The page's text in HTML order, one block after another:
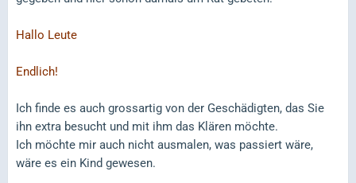
Hallo Leute
Endlich!
Ich finde es auch grossartig von der Geschädigten, das Sie
ihn extra besucht und mit ihm das Klären möchte.
Ich möchte mir auch nicht ausmalen, was passiert wäre,
wäre es ein Kind gewesen.